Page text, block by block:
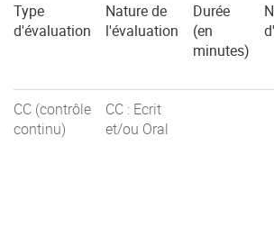
Type
d'évaluation
Nature de
l'évaluation
Durée
(en
minutes)
CC (contrôle
continu)
CC : Ecrit
et/ou Oral